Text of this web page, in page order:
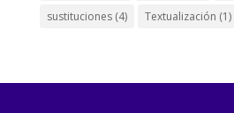
sustituciones(4) Textualización (1)